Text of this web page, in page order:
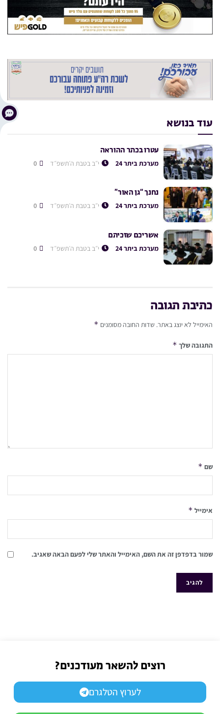
עוד בנושא
עטרו בכתר ההוראה
מערכת ביתר 24 י״ב בטבת ה׳תשפ״ד
נחנך “גן האור”
מערכת ביתר 24 י״ב בטבת ה׳תשפ״ד
אשריכם שזכיתם
מערכת ביתר 24 י״ב בטבת ה׳תשפ״ד
כתיבת תגובה
האימייל לא יוצג באתר. שדות החובה מסומנים *
התגובה שלך *
שם *
אימייל *
שמור בדפדפן זה את השם, האימייל והאתר שלי לפעם הבאה שאגיב.
רוצים להשאר מעודכנים?
לערוץ הטלגרם